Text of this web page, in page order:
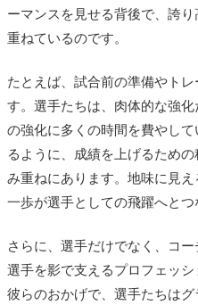
ーマンスを見せる背後で、誇
重ねているのです。
たとえば、試合前の準備やト
す。選手たちは、肉体的な強
の強化に多くの時間を費やし
るように、成績を上げるため
み重ねにあります。地味に見
一歩が選手としての飛躍へとつ
さらに、選手だけでなく、コ
選手を影で支えるプロフェッシ
彼らのおかげで、選手たちは